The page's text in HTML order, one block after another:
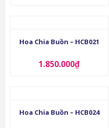
Hoa Chia Buồn – HCB021
1.850.000₫
Hoa Chia Buồn – HCB024